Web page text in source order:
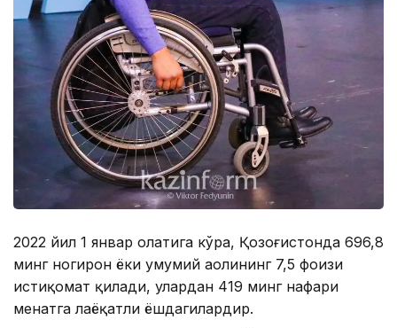
2022 йил 1 январ ҳолатига кўра, Қозоғистонда 696,8
минг ногирон ёки умумий аҳолининг 7,5 фоизи
истиқомат қилади, улардан 419 минг нафари
меҳнатга лаёқатли ёшдагилардир.